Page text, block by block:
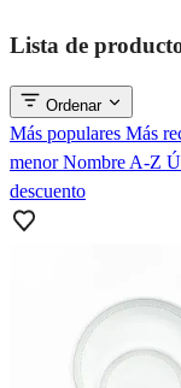
Lista de
Ordenar
Más populares Más
menorNombre A-Z
descuento